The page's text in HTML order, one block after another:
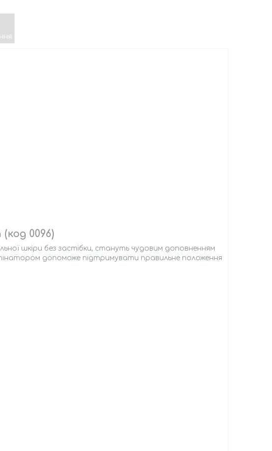
0096)
шкіри без застібки, стануть чудовим доповненням
допоможе підтримувати правильне положення